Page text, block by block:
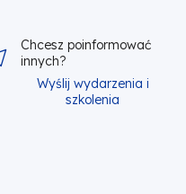
Chcesz poinformować
innych?
Wyślij wydarzenia i
szkolenia